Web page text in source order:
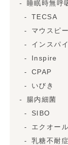
睡眠時無呼
TECSA
マウスピ
インスパ
Inspire
CPAP
いびき
腸内細菌
SIBO
エクオール
乳糖不耐症